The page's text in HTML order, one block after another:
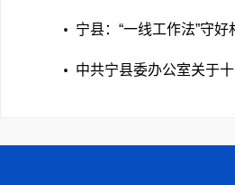
告宁县：“一线工作法”守好
中共宁县委办公室关于